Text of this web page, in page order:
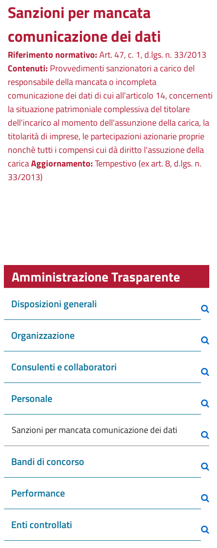
Sanzioni per mancata
comunicazione dei dati
Riferimento normativo:Art. 47, c. 1, d.lgs. n. 33/2013
Contenuti: Provvedimenti sanzionatori a carico del
responsabile della mancata o incompleta
comunicazione dei dati di cui all'articolo 14, concernenti
la situazione patrimoniale complessiva del titolare
dell'incarico al momento dell'assunzione della carica, la
titolarità di imprese, le partecipazioni azionarie proprie
nonchè tutti i compensi cui dà diritto l'assuzione della
caricaAggiornamento:Tempestivo (ex art. 8, d.lgs. n.
33/2013)
Amministrazione Trasparente
Disposizioni generali
Organizzazione
Consulenti e collaboratori
Personale
Sanzioni per mancata comunicazione dei dati
Bandi di concorso
Performance
Enti controllati